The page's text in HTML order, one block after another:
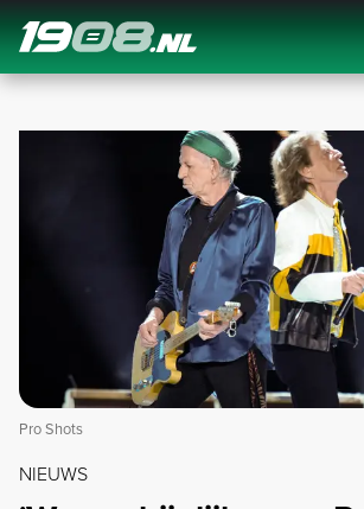
Navigation
Pro Shots
NIEUWS